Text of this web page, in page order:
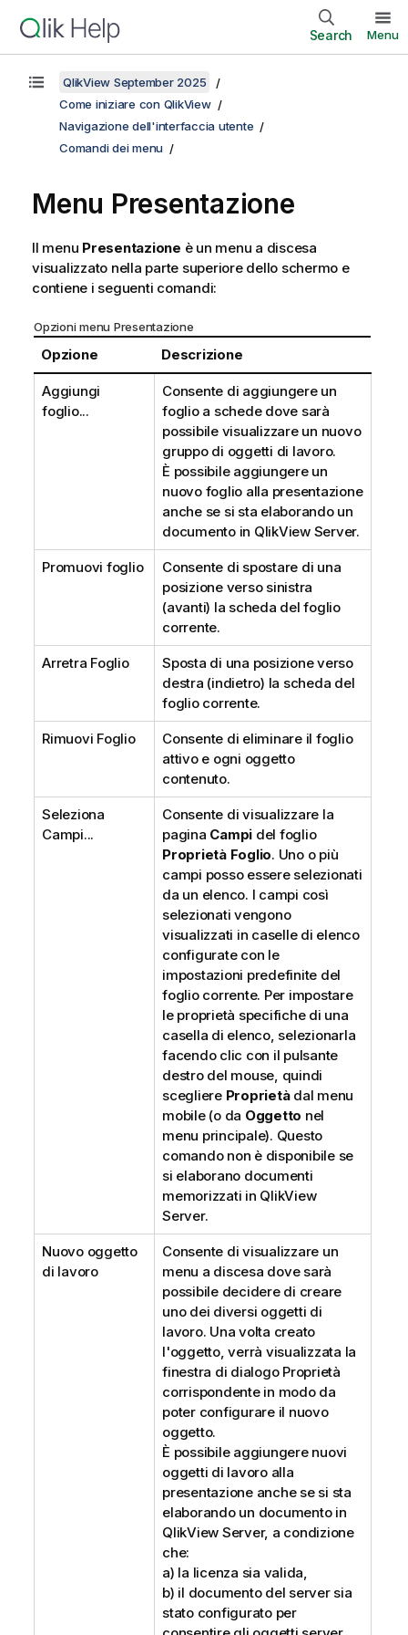
Search Menu
QlikView September 2025
Come iniziare con QlikView
Navigazione dell'interfaccia utente
Comandi dei menu
Menu Presentazione
Il menu Presentazione è un menu a discesa
visualizzato nella parte superiore dello schermo e
contiene i seguenti comandi:
Opzioni menu Presentazione
Opzione Descrizione
Aggiungi
foglio...
Consente di aggiungere un
foglio a schede dove sarà
possibile visualizzare un nuovo
gruppo di oggetti di lavoro.
È possibile aggiungere un
nuovo foglio alla presentazione
anche se si sta elaborando un
documento in QlikView Server.
Promuovi foglio
Consente di spostare di una
posizione verso sinistra
(avanti) la scheda del foglio
corrente.
Arretra Foglio
Sposta di una posizione verso
destra (indietro) la scheda del
foglio corrente.
Rimuovi Foglio
Consente di eliminare il foglio
attivo e ogni oggetto
contenuto.
Seleziona
Campi...
Consente di visualizzare la
pagina Campi del foglio
Proprietà Foglio. Uno o più
campi posso essere selezionati
da un elenco. I campi così
selezionati vengono
visualizzati in caselle di elenco
configurate con le
impostazioni predefinite del
foglio corrente. Per impostare
le proprietà specifiche di una
casella di elenco, selezionarla
facendo clic con il pulsante
destro del mouse, quindi
scegliere Proprietàdal menu
mobile (o da Oggetto nel
menu principale). Questo
comando non è disponibile se
si elaborano documenti
memorizzati in QlikView
Server.
Nuovo oggetto
di lavoro
Consente di visualizzare un
menu a discesa dove sarà
possibile decidere di creare
uno dei diversi oggetti di
lavoro. Una volta creato
l'oggetto, verrà visualizzata la
finestra di dialogo Proprietà
corrispondente in modo da
poter configurare il nuovo
oggetto.
È possibile aggiungere nuovi
oggetti di lavoro alla
presentazione anche se si sta
elaborando un documento in
QlikView Server, a condizione
che:
a) la licenza sia valida,
b) il documento del server sia
stato configurato per